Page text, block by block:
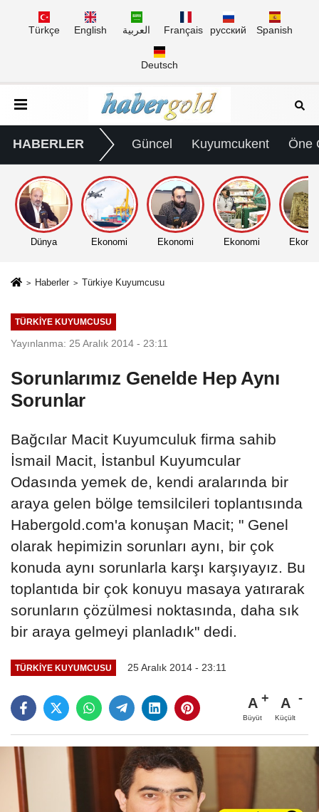
Türkçe English العربية Français русский Spanish
Deutsch
HABERLER Güncel Kuyumcukent Öne
Dünya Ekonomi Ekonomi Ekonomi
Haberler Türkiye Kuyumcusu
TÜRKIYE KUYUMCUSU
Yayınlanma: 25 Aralık 2014 - 23:11
Sorunlarımız Genelde Hep Aynı
Sorunlar
Bağcılar Macit Kuyumculuk firma sahib
İsmail Macit, İstanbul Kuyumcular
Odasında yemek de, kendi aralarında bir
araya gelen bölge temsilcileri toplantısında
Habergold.com'a konuşan Macit; " Genel
olarak hepimizin sorunları aynı, bir çok
konuda aynı sorunlarla karşı karşıyayız. Bu
toplantıda bir çok konuyu masaya yatırarak
sorunların çözülmesi noktasında, daha sık
bir araya gelmeyi planladık" dedi.
TÜRKIYE KUYUMCUSU 25 Aralık 2014 - 23:11
A
Büyüt
A
Küçült